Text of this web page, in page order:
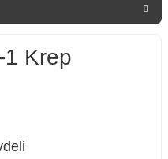
1 Krep